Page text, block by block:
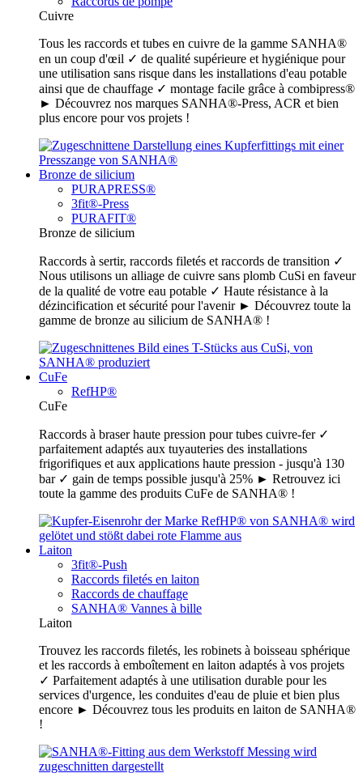
Cuivre
Tous les raccords et tubes en cuivre de la gamme SANHA®
en un coup d'œil ✓ de qualité supérieure et hygiénique pour
une utilisation sans risque dans les installations d'eau potable
ainsi que de chauffage ✓ montage facile grâce à combipress®
► Découvrez nos marques SANHA®-Press, ACR et bien
plus encore pour vos projets !
Bronze de silicium
PURAPRESS®
3fit®-Press
PURAFIT®
Bronze de silicium
Raccords à sertir, raccords filetés et raccords de transition ✓
Nous utilisons un alliage de cuivre sans plomb CuSi en faveur
de la qualité de votre eau potable ✓ Haute résistance à la
dézincification et sécurité pour l'avenir ► Découvrez toute la
gamme de bronze au silicium de SANHA® !
CuFe
RefHP®
CuFe
Raccords à braser haute pression pour tubes cuivre-fer ✓
parfaitement adaptés aux tuyauteries des installations
frigorifiques et aux applications haute pression - jusqu'à 130
bar ✓ gain de temps possible jusqu'à 25% ► Retrouvez ici
toute la gamme des produits CuFe de SANHA® !
Laiton
3fit®-Push
Raccords filetés en laiton
Raccords de chauffage
SANHA® Vannes à bille
Laiton
Trouvez les raccords filetés, les robinets à boisseau sphérique
et les raccords à emboîtement en laiton adaptés à vos projets
✓ Parfaitement adaptés à une utilisation durable pour les
services d'urgence, les conduites d'eau de pluie et bien plus
encore ► Découvrez tous les produits en laiton de SANHA®
!